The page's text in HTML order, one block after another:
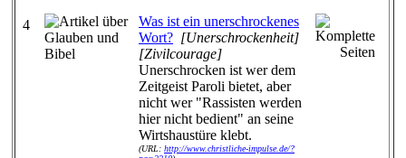
4
Was ist ein unerschrockenes
Wort? [Unerschrockenheit]
[Zivilcourage]
Unerschrocken ist wer dem
Zeitgeist Paroli bietet, aber
nicht wer "Rassisten werden
hier nicht bedient" an seine
Wirtshaustüre klebt.
(URL: http://www.christliche-impulse.de/?